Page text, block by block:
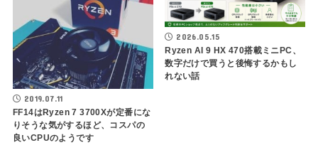
2019.07.11
FF14はRyzen 7 3700Xが定番にな
りそうな気がするほど、コスパの
良いCPUのようです
2026.05.15
Ryzen AI 9 HX 470搭載ミニPC、
数字だけで買うと後悔するかもし
れない話